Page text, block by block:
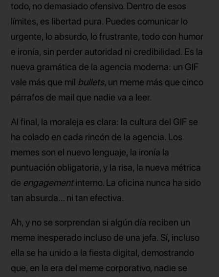
todo, no demasiado ofensivo. Dentro de esos
límites, es libertad pura. Puedes comunicar lo
urgente, lo absurdo, lo frustrante, todo con humor
e ironía, sin perder autoridad ni credibilidad. Es la
nueva gramática de la agencia moderna: un GIF
vale más que mil bullets, un meme más que cinco
párrafos de mail que nadie va a leer.
Al final, la moraleja es clara: la cultura del GIF se
ha colado en cada rincón de la agencia. Los
memes son el nuevo lenguaje, la ironía la
puntuación obligatoria, y la risa, la nueva métrica
de engagementinterno. La oficina nunca ha sido
tan absurda… ni tan efectiva.
Ah, y no se sorprendan si algún día reciben un
meme inesperado incluso de una jefa. Sí, incluso
ella se ha unido a la fiesta digital, demostrando
que, en la era del meme corporativo, nadie se